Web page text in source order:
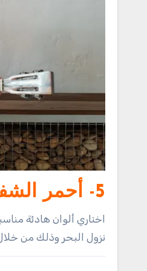
5- أحمر الشفاه
اختاري ألوان هادئة
نزول البحر وذلك من